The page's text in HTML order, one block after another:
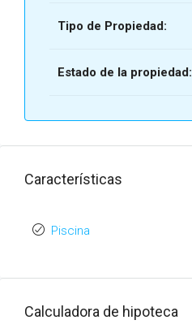
Tipo de Propiedad:
Estado de la propiedad:
Características
Piscina
Calculadora de hipoteca